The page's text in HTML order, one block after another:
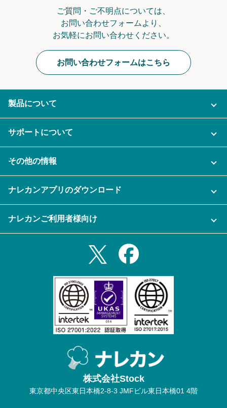
ご質問・ご不明点については、
お問い合わせフォームより、
お気軽にお問い合わせください。
お問い合わせフォームはこちら
製品について
ご利用企業様の声
セキュリティ
資料をダウンロードする
メール自動転送機能
ナレカンの紹介動画
サポートについて
充実サポート
その他の情報
セミナー一覧
プライバシーポリシー
ナレカンアプリのダウンロード
Androidタブレットアプリ
ナレカンご利用者様向け
株式会社Stock
東京都中央区東日本橋2-8-3 JMFビル東日本橋01 4階